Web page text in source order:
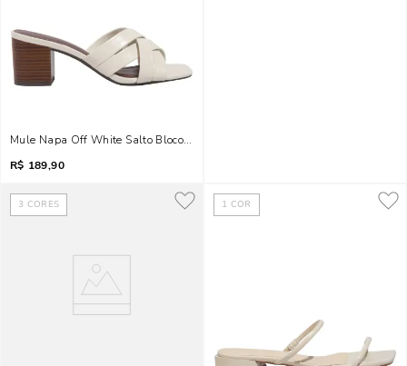
Mule Napa Off White Salto Bloco Baixo
R$ 189,90
3 CORES 1 COR